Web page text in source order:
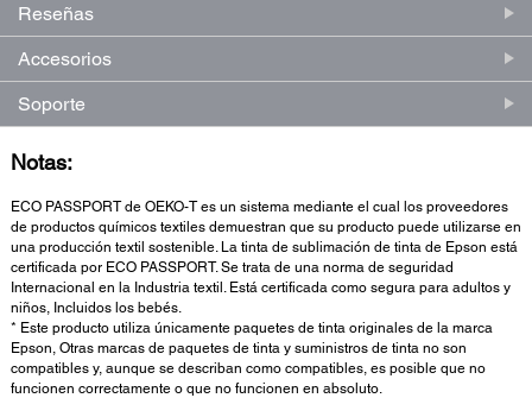
Reseñas
Accesorios
Soporte
Notas:
ECO PASSPORT de OEKO-T es un sistema mediante el cual los proveedores
de productos químicos textiles demuestran que su producto puede utilizarse en
una producción textil sostenible. La tinta de sublimación de tinta de Epson está
certificada por ECO PASSPORT. Se trata de una norma de seguridad
Internacional en la Industria textil. Está certificada como segura para adultos y
niños, Incluidos los bebés.
* Este producto utiliza únicamente paquetes de tinta originales de la marca
Epson, Otras marcas de paquetes de tinta y suministros de tinta no son
compatibles y, aunque se describan como compatibles, es posible que no
funcionen correctamente o que no funcionen en absoluto.